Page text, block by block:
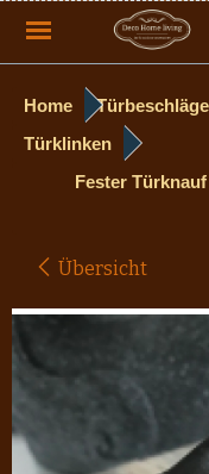
Home
Türklinken
Fester
Übersicht